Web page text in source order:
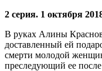
2 серия. 1 октября
В руках Алины
доставленный ей
смерти молодой
преследующий ее